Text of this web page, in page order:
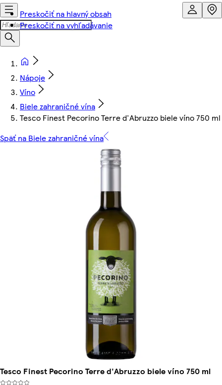
Preskočiť na hlavný obsah
Preskočiť na vyhľadávanie
Nápoje
Víno
Biele zahraničné vína
Tesco Finest Pecorino Terre d'Abruzzo biele víno 750 ml
Späť na Biele zahraničné vína
Tesco Finest Pecorino Terre d'Abruzzo biele víno 750 ml